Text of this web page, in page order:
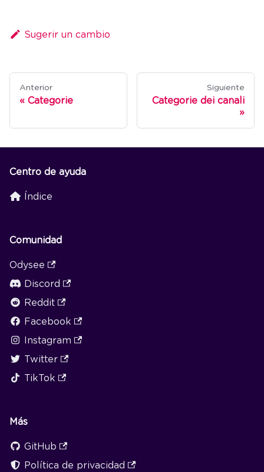
Sugerir un cambio
Anterior
Categorie
Siguiente
Categorie dei canali
Centro de ayuda
Índice
Comunidad
Odysee
Discord
Reddit
Facebook
Instagram
Twitter
TikTok
Más
GitHub
Política de privacidad